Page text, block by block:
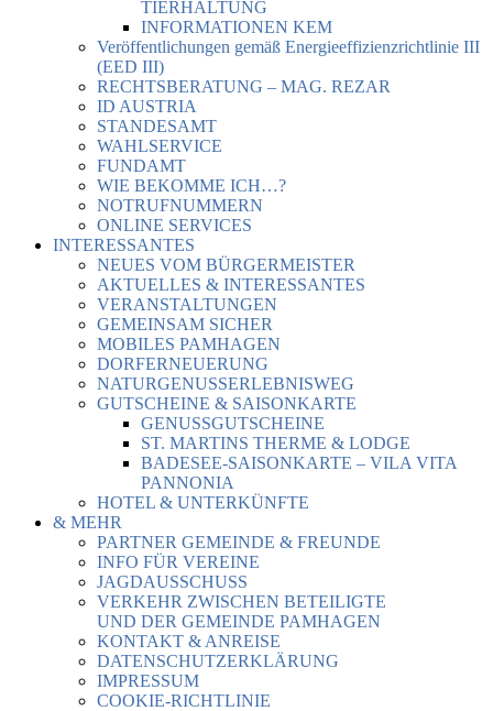
TIERHALTUNG
INFORMATIONEN KEM
Veröffentlichungen gemäß Energieeffizienzrichtlinie III
(EED III)
RECHTSBERATUNG – MAG. REZAR
ID AUSTRIA
STANDESAMT
WAHLSERVICE
FUNDAMT
WIE BEKOMME ICH…?
NOTRUFNUMMERN
ONLINE SERVICES
INTERESSANTES
NEUES VOM BÜRGERMEISTER
AKTUELLES & INTERESSANTES
VERANSTALTUNGEN
GEMEINSAM SICHER
MOBILES PAMHAGEN
DORFERNEUERUNG
NATURGENUSSERLEBNISWEG
GUTSCHEINE & SAISONKARTE
GENUSSGUTSCHEINE
ST. MARTINS THERME & LODGE
BADESEE-SAISONKARTE – VILA VITA
PANNONIA
HOTEL & UNTERKÜNFTE
& MEHR
PARTNER GEMEINDE & FREUNDE
INFO FÜR VEREINE
JAGDAUSSCHUSS
VERKEHR ZWISCHEN BETEILIGTE
UND DER GEMEINDE PAMHAGEN
KONTAKT & ANREISE
DATENSCHUTZERKLÄRUNG
IMPRESSUM
COOKIE-RICHTLINIE